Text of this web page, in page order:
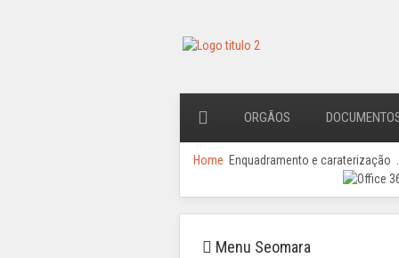
ORGÃOS
Home Enquadramento e caraterização
Menu Seomara